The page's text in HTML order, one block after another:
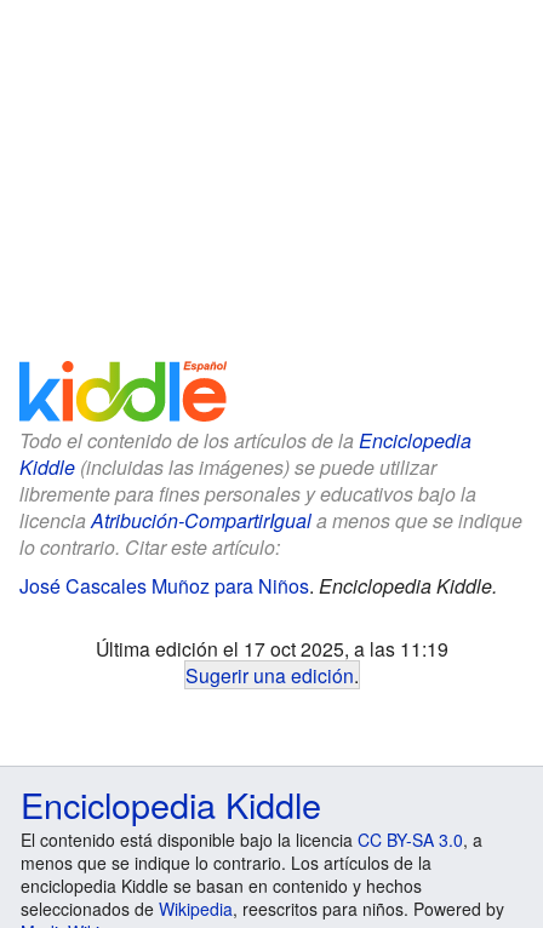
Todo el contenido de los artículos de la Enciclopedia
Kiddle (incluidas las imágenes) se puede utilizar
libremente para fines personales y educativos bajo la
licenciaAtribución-CompartirIguala menos que se indique
lo contrario. Citar este artículo:
José Cascales Muñoz para Niños. Enciclopedia Kiddle.
Última edición el 17 oct 2025, a las 11:19
Sugerir una edición.
Enciclopedia Kiddle
El contenido está disponible bajo la licencia CC BY-SA 3.0, a
menos que se indique lo contrario. Los artículos de la
enciclopedia Kiddle se basan en contenido y hechos
seleccionados de Wikipedia, reescritos para niños. Powered by